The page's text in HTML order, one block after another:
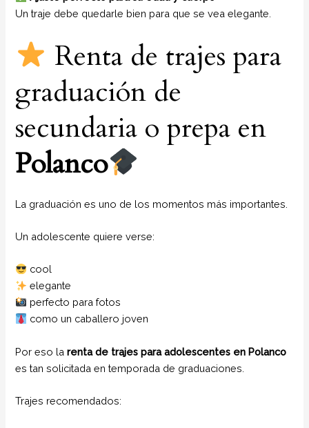
Un traje debe quedarle bien para que se vea elegante.
Renta de trajes para
graduación de
secundaria o prepa en
Polanco
La graduación es uno de los momentos más importantes.
Un adolescente quiere verse:
cool
elegante
perfecto para fotos
como un caballero joven
Por eso larenta de trajes para adolescentes en Polanco
es tan solicitada en temporada de graduaciones.
Trajes recomendados: